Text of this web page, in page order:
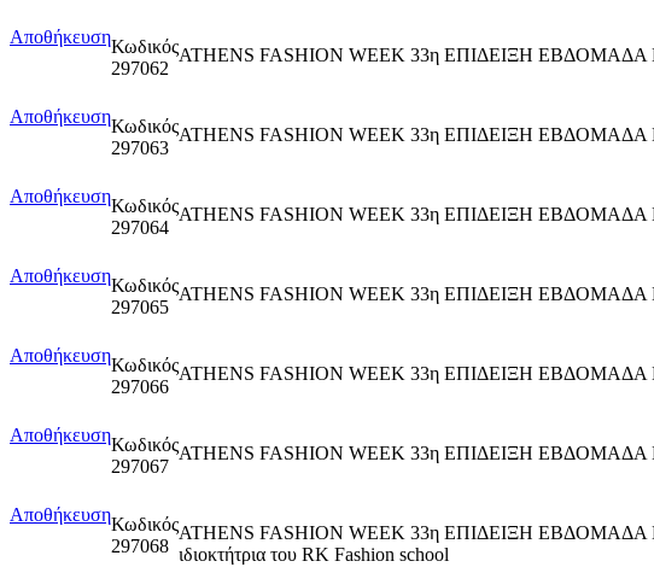
ΑποθήκευσηΚωδικός
297062
ATHENS FASHION WEEK 33η ΕΠΙΔΕΙΞΗ
ΑποθήκευσηΚωδικός
297063
ATHENS FASHION WEEK 33η ΕΠΙΔΕΙΞΗ
ΑποθήκευσηΚωδικός
297064
ATHENS FASHION WEEK 33η ΕΠΙΔΕΙΞΗ
ΑποθήκευσηΚωδικός
297065
ATHENS FASHION WEEK 33η ΕΠΙΔΕΙΞΗ
ΑποθήκευσηΚωδικός
297066
ATHENS FASHION WEEK 33η ΕΠΙΔΕΙΞΗ
ΑποθήκευσηΚωδικός
297067
ATHENS FASHION WEEK 33η ΕΠΙΔΕΙΞΗ
ΑποθήκευσηΚωδικός
297068
ATHENS FASHION WEEK 33η ΕΠΙΔΕΙΞΗ
ιδιοκτήτρια του RK Fashion school